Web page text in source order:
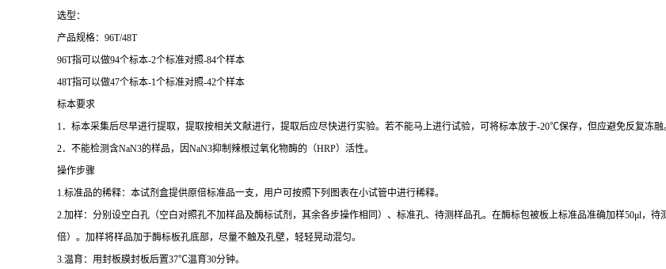
选型：
产品规格： 96T/48T
96T指可以做94个标本-2个标准对照-84个样本
48T指可以做47个标本-1个标准对照-42个样本
标本要求
1 ．标本采集后尽早进行提取，提取按相关文献进行，提取后应尽快进行实验。若不能马上进行试验，可将标本放于-20℃保存，但应避免反复冻融
2．不能检测含NaN3的样品，因NaN3抑制辣根过氧化物酶的（HRP）活性。
操作步骤
1. 标准品的稀释：本试剂盒提供原倍标准品一支，用户可按照下列图表在小试管中进行稀释。
2. 加样：分别设空白孔（空白对照孔不加样品及酶标试剂，其余各步操作相同）、标准孔、待测样品孔。在酶标包被板上标准品准确加样50μl，待
倍）。加样将样品加于酶标板孔底部，尽量不触及孔壁，轻轻晃动混匀。
3. 温育：用封板膜封板后置37℃温育30分钟。